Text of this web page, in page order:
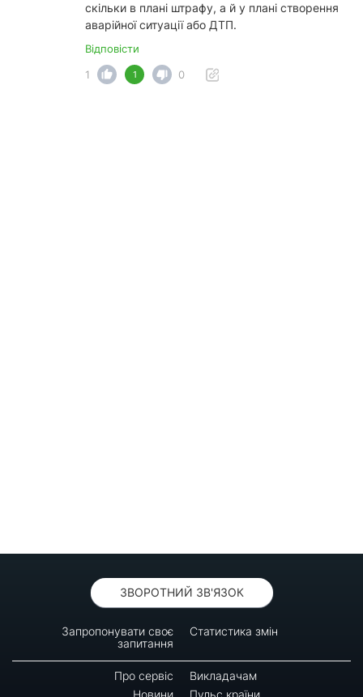
скільки в плані штрафу, а й у плані створення
аварійної ситуації або ДТП.
Відповісти
1
1 0
ЗВОРОТНИЙ ЗВ'ЯЗОК
Запропонувати своє
запитання
Статистика змін
Про сервіс
Викладачам